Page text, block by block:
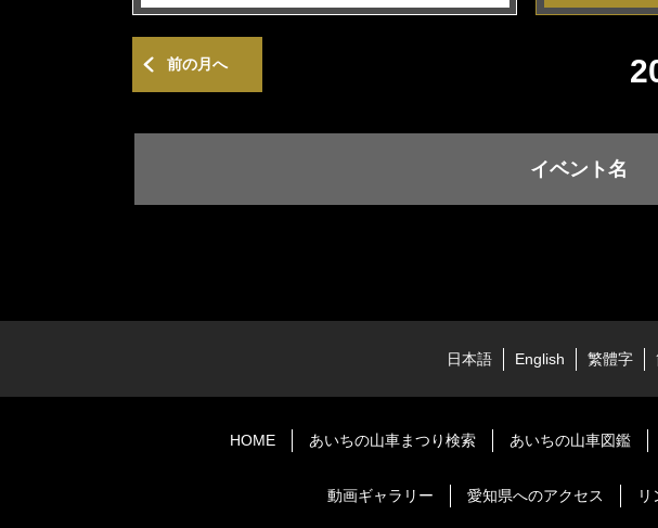
前の月へ
イベント名
日本語 English 繁體字
HOME あいちの山車まつり検索 あいちの山車図鑑
動画ギャラリー 愛知県へのアクセス リ